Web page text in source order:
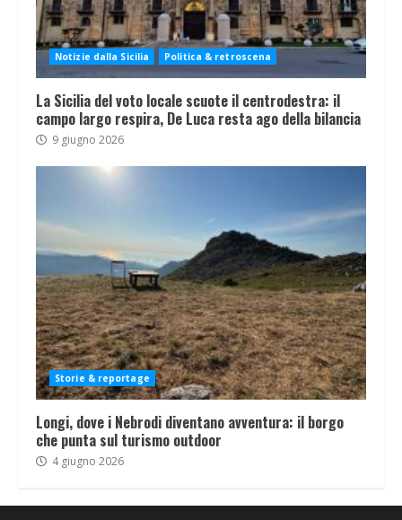
Notizie dalla Sicilia Politica & retroscena
La Sicilia del voto locale scuote il centrodestra: il
campo largo respira, De Luca resta ago della bilancia
9 giugno 2026
Storie & reportage
Longi, dove i Nebrodi diventano avventura: il borgo
che punta sul turismo outdoor
4 giugno 2026